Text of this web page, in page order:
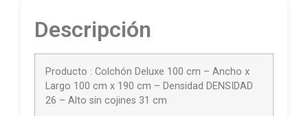
Descripción
Producto : Colchón Deluxe 100 cm – Ancho x
Largo 100 cm x 190 cm – Densidad DENSIDAD
26 – Alto sin cojines 31 cm